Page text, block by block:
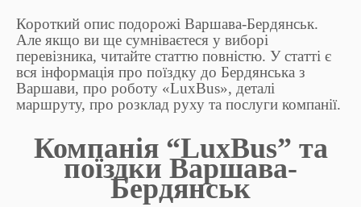
Короткий опис подорожі Варшава-Бердянськ.
Але якщо ви ще сумніваєтеся у виборі
перевізника, читайте статтю повністю. У статті є
вся інформація про поїздку до Бердянська з
Варшави, про роботу «LuxBus», деталі
маршруту, про розклад руху та послуги компанії.
Компанія “LuxBus” та
поїздки Варшава-
Бердянськ